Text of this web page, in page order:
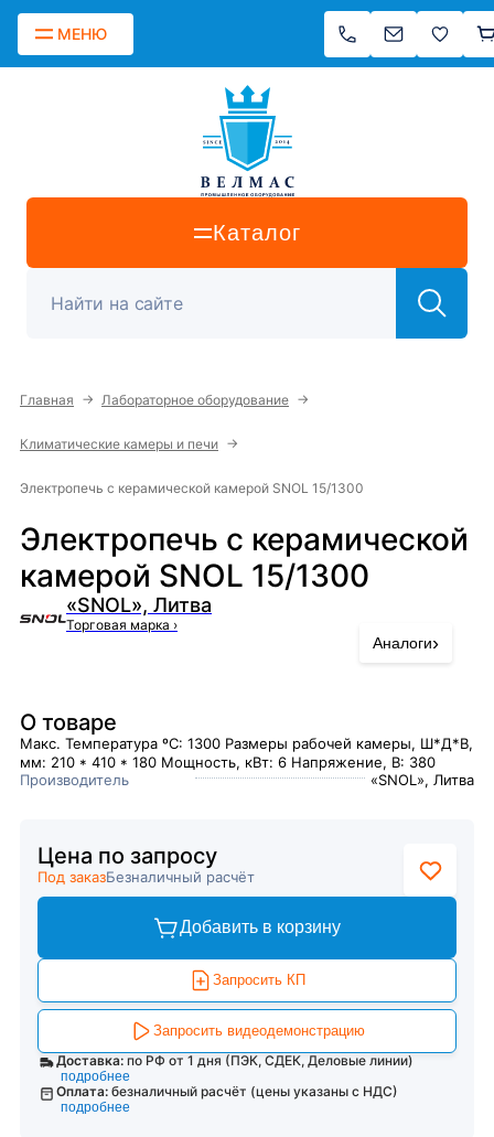
МЕНЮ
Каталог
Главная → Лабораторное оборудование →
Климатические камеры и печи →
Электропечь с керамической камерой SNOL 15/1300
Электропечь с керамической
камерой SNOL 15/1300
«SNOL», Литва
Торговая марка ›
Аналоги›
О товаре
Макс. Температура ºC: 1300 Размеры рабочей камеры, Ш*Д*В,
мм: 210 * 410 * 180 Мощность, кВт: 6 Напряжение, В: 380
Производитель
«SNOL», Литва
Цена по запросу
Под заказБезналичный расчёт
Добавить в корзину
Запросить КП
Запросить видеодемонстрацию
Доставка: по РФ от 1 дня (ПЭК, СДЕК, Деловые линии)
подробнее
Оплата: безналичный расчёт (цены указаны с НДС)
подробнее